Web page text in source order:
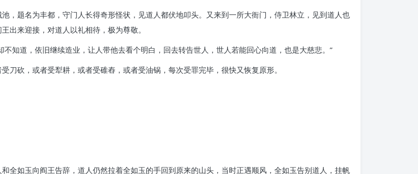
，题名为丰都，守门人长得奇形怪状，见道人都伏地叩头。又来到一所大衙门，侍卫林立，见到道人也
出来迎接，对道人以礼相待，极为尊敬。
知道，依旧继续造业，让人带他去看个明白，回去转告世人，世人若能回心向道，也是大慈悲。”
刀砍，或者受犁耕，或者受碓舂，或者受油锅，每次受罪完毕，很快又恢复原形。
全如玉向阎王告辞，道人仍然拉着全如玉的手回到原来的山头，当时正遇顺风，全如玉告别道人，挂帆